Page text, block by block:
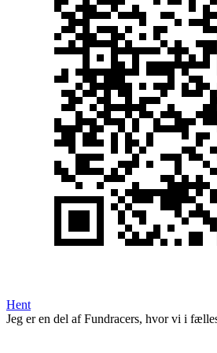
Hent
Jeg er en del af Fundracers, hvor vi i